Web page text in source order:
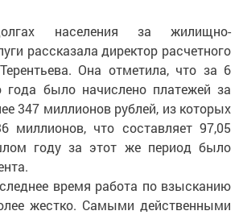
населения за жилищно-
рассказала директор расчетного
Она отметила, что за 6
года было начислено платежей за
347 миллионов рублей, из которых
миллионов, что составляет 97,05
году за этот же период было
время работа по взысканию
жестко. Самыми действенными